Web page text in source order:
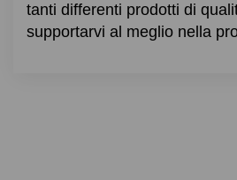
tanti differenti prodotti di
supportarvi al meglio nella